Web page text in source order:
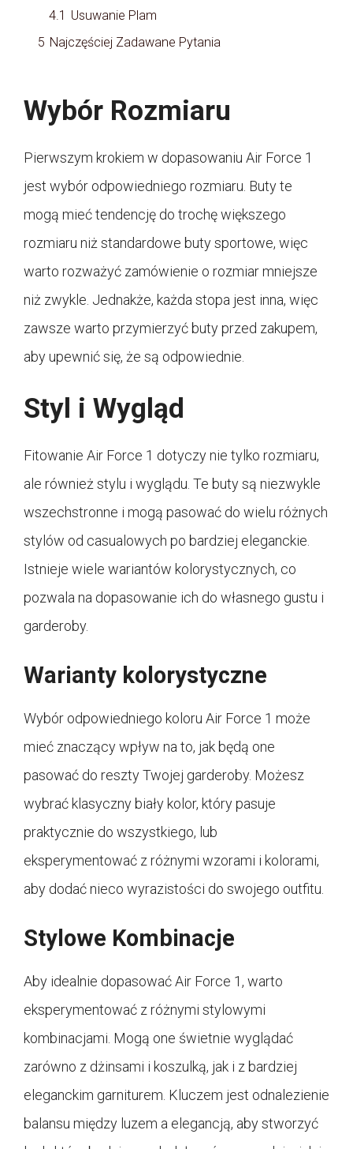
4.1 Usuwanie Plam
5 Najczęściej Zadawane Pytania
Wybór Rozmiaru
Pierwszym krokiem w dopasowaniu Air Force 1
jest wybór odpowiedniego rozmiaru. Buty te
mogą mieć tendencję do trochę większego
rozmiaru niż standardowe buty sportowe, więc
warto rozważyć zamówienie o rozmiar mniejsze
niż zwykle. Jednakże, każda stopa jest inna, więc
zawsze warto przymierzyć buty przed zakupem,
aby upewnić się, że są odpowiednie.
Styl i Wygląd
Fitowanie Air Force 1 dotyczy nie tylko rozmiaru,
ale również stylu i wyglądu. Te buty są niezwykle
wszechstronne i mogą pasować do wielu różnych
stylów od casualowych po bardziej eleganckie.
Istnieje wiele wariantów kolorystycznych, co
pozwala na dopasowanie ich do własnego gustu i
garderoby.
Warianty kolorystyczne
Wybór odpowiedniego koloru Air Force 1 może
mieć znaczący wpływ na to, jak będą one
pasować do reszty Twojej garderoby. Możesz
wybrać klasyczny biały kolor, który pasuje
praktycznie do wszystkiego, lub
eksperymentować z różnymi wzorami i kolorami,
aby dodać nieco wyrazistości do swojego outfitu.
Stylowe Kombinacje
Aby idealnie dopasować Air Force 1, warto
eksperymentować z różnymi stylowymi
kombinacjami. Mogą one świetnie wyglądać
zarówno z dżinsami i koszulką, jak i z bardziej
eleganckim garniturem. Kluczem jest odnalezienie
balansu między luzem a elegancją, aby stworzyć